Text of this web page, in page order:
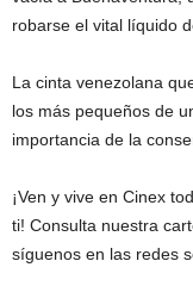
robarse el vital líquido
La cinta venezolana
los más pequeños de
importancia de la
¡Ven y vive en Cinex
ti! Consulta nuestra
síguenos en las redes